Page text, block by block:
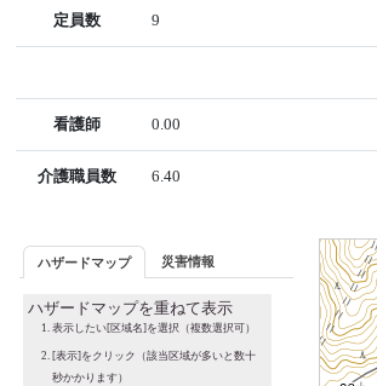
定員数 9
看護師 0.00
介護職員数 6.40
ハザードマップ 災害情報
ハザードマップを重ねて表示
表示したい[区域名]を選択（複数選択可）
[表示]をクリック（該当区域が多いと数十
秒かかります）